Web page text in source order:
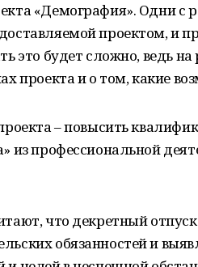
«Демография». Одни с
проектом, и
это будет сложно, ведь
проекта и о том, какие
– повысить
из профессиональной
что декретный
обязанностей и